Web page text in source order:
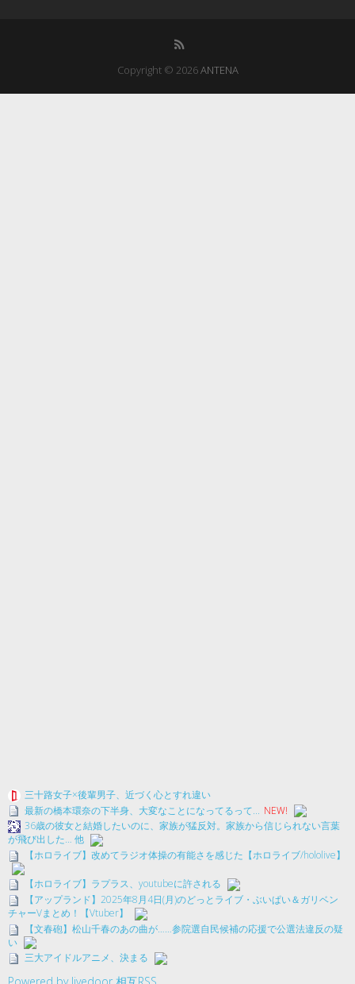
Copyright © 2026ANTENA
三十路女子×後輩男子、近づく心とすれ違い
最新の橋本環奈の下半身、大変なことになってるって... NEW!
36歳の彼女と結婚したいのに、家族が猛反対。家族から信じられない言葉
が飛び出した… 他
【ホロライブ】改めてラジオ体操の有能さを感じた【ホロライブ/hololive】
【ホロライブ】ラプラス、youtubeに許される
【アップランド】2025年8月4日(月)のどっとライブ・ぶいぱい＆ガリベン
チャーVまとめ！【Vtuber】
【文春砲】松山千春のあの曲が……参院選自民候補の応援で公選法違反の疑
い
三大アイドルアニメ、決まる